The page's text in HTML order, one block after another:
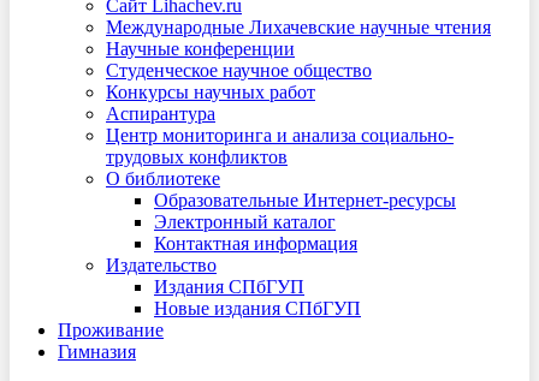
Сайт Lihachev.ru
Международные Лихачевские научные чтения
Научные конференции
Студенческое научное общество
Конкурсы научных работ
Аспирантура
Центр мониторинга и анализа социально-
трудовых конфликтов
О библиотеке
Образовательные Интернет-ресурсы
Электронный каталог
Контактная информация
Издательство
Издания СПбГУП
Новые издания СПбГУП
Проживание
Гимназия